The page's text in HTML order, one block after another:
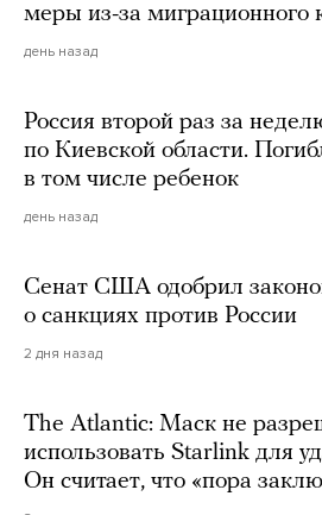
меры из-за миграционного
день назад
Россия второй раз за
по Киевской области.
в том числе ребенок
день назад
Сенат США одобрил
о санкциях против России
2 дня назад
The Atlantic: Маск не
использовать Starlink для
Он считает, что «пора